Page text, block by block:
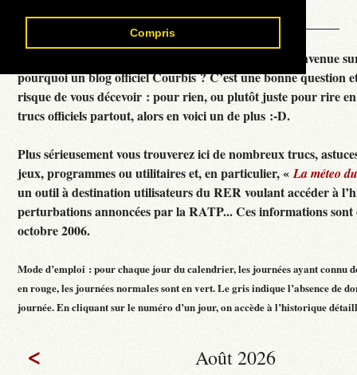
Compris
Contact
Courbis, « LE » Blog Officiel - je vous souhaite la bienvenue
pourquoi un blog officiel Courbis ? C’est une bonne question
risque de vous décevoir : pour rien, ou plutôt juste pour rire
trucs officiels partout, alors en voici un de plus :-D.
Plus sérieusement vous trouverez ici de nombreux trucs,
jeux, programmes ou utilitaires et, en particulier, «La méteo
un outil à destination utilisateurs du RER voulant accéder à
perturbations annoncées par la RATP... Ces informations sont
octobre 2006.
Mode d’emploi : pour chaque jour du calendrier, les journées ayant connu
en rouge, les journées normales sont en vert. Le gris indique l’absence de
journée. En cliquant sur le numéro d’un jour, on accède à l’historique
< Août 2026